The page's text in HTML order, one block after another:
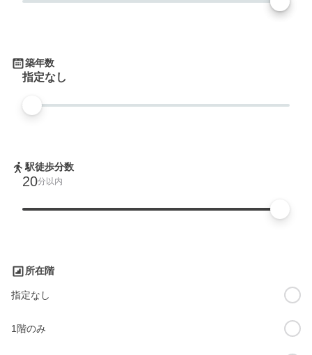
築年数
指定なし
駅徒歩分数
20分以内
所在階
指定なし
1階のみ